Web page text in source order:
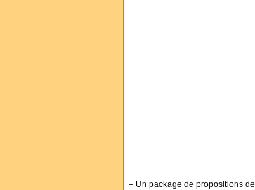
– Un package de propositions de